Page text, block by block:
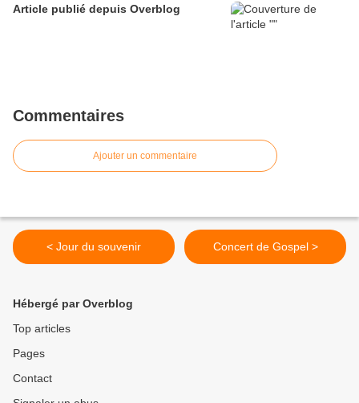
Article publié depuis Overblog
Commentaires
Ajouter un commentaire
< Jour du souvenir Concert de Gospel >
Hébergé par Overblog
Top articles
Pages
Contact